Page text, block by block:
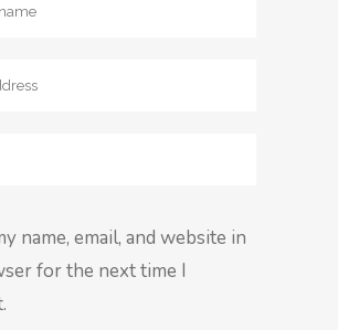
name, email, and website in
for the next time I